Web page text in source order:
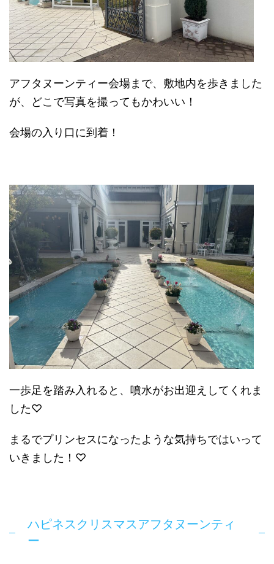
アフタヌーンティー会場まで、敷地内を歩きました
が、どこで写真を撮ってもかわいい！
会場の入り口に到着！
一歩足を踏み入れると、噴水がお出迎えしてくれま
した♡
まるでプリンセスになったような気持ちではいって
いきました！♡
ハピネスクリスマスアフタヌーンティ
ー